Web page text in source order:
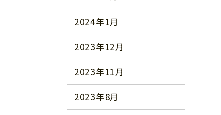
2024年1月
2023年12月
2023年11月
2023年8月